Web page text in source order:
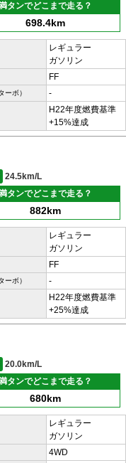
タンでどこまで走る？
698.4km
レギュラー
ガソリン
FF
ーボ） -
H22年度燃費基準
+15%達成
24.5km/L
タンでどこまで走る？
882km
レギュラー
ガソリン
FF
ーボ） -
H22年度燃費基準
+25%達成
20.0km/L
タンでどこまで走る？
680km
レギュラー
ガソリン
4WD